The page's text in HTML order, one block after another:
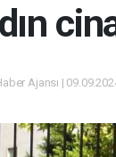
Ajansı |